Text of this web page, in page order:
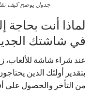
جدول يوضح كيف
لماذا أنت بحاجة
في شاشتك
عند شراء شاشة
بتقدير أولئك الذين
من التأخر والحصول على